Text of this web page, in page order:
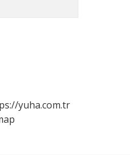
yuha.com.tr